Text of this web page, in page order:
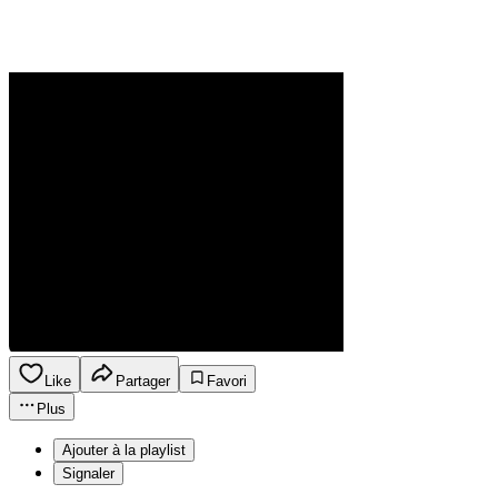
Like Partager
Favori
Plus
Ajouter à la playlist
Signaler